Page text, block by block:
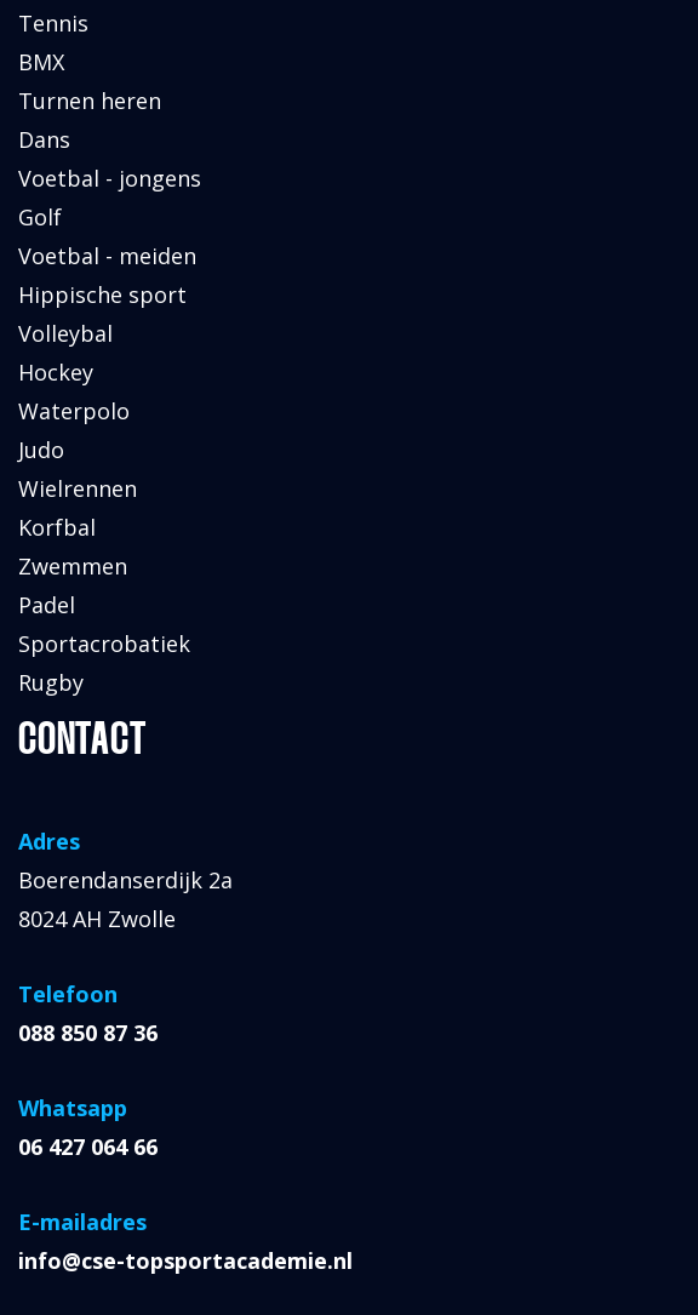
Tennis
BMX
Turnen heren
Dans
Voetbal - jongens
Golf
Voetbal - meiden
Hippische sport
Volleybal
Hockey
Waterpolo
Judo
Wielrennen
Korfbal
Zwemmen
Padel
Sportacrobatiek
Rugby
CONTACT
Adres
Boerendanserdijk 2a
8024 AH Zwolle
Telefoon
088 850 87 36
Whatsapp
06 427 064 66
E-mailadres
info@cse-topsportacademie.nl